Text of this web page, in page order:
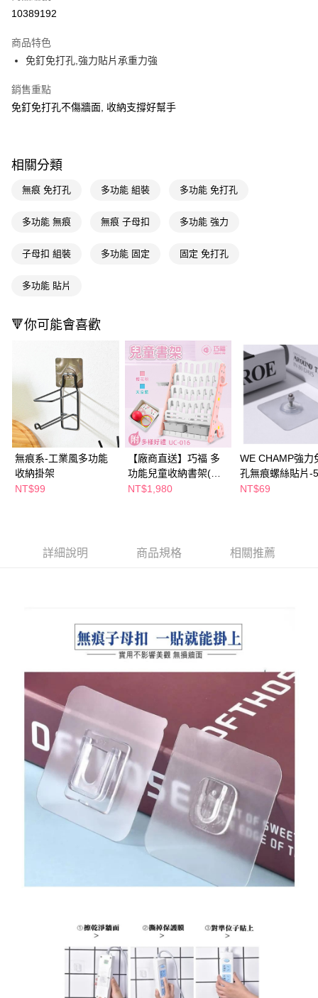
信用卡一次付款
LINE Pay
Apple Pay
街口支付
Google Pay
AFTEE先享後付
【關於「AFTEE先享後付」】
便利好安心！
１．簡單：不需註冊會員、不需綁卡、不需儲值。
３．安心：先確認商品／服務後，再付款。
１．於結帳方式選擇「AFTEE先享後付」後，將跳轉至「AFTEE先享後付」
２．訂單成立數日內，您將收到繳費通知簡訊。
３．收到繳費通知簡訊後14天內，點擊此簡訊中的連結，可透過四大超商／
ATM／網路銀行／等多元方式進行付款，方視為交易完成。
※ 請注意：結帳手續完成當下不需立刻繳費，但若您需要取消訂單，請聯絡
購買商品的店家。未經商家同意取消之訂單仍視為有效，需透過AFTEE先享
後付繳納相關費用。
※ 交易是否成功請以「AFTEE先享後付 」之結帳頁面顯示為準，若有關於
是否繳費成功／繳費後需取消欲退款等相關疑問，請聯繫「AFTEE先享後付
客戶支援中心」
https://netprotections.freshdesk.com/support/home
【注意事項】
１．透過由恩沛科技股份有限公司提供之「AFTEE先享後付」服務完成之交
３．未成年的使用者請事先徵得法定代理人或監護人之同意方可使用
５．嚴禁一人註冊多個帳號或使用他人資訊註冊。若發現惡意使用之情形，
恩沛科技股份有限公司將有權停止該用戶之使用額度並採取法律行動。
全家取貨付款
每筆NT$65，滿NT$390(含以上)免運費
萊爾富取貨付款
每筆NT$65，滿NT$490(含以上)免運費
付款後萊爾富取貨
每筆NT$65，滿NT$490(含以上)免運費
7-11取貨付款
每筆NT$65，滿NT$490(含以上)免運費
每筆NT$80，滿NT$290(含以上)免運費
10389192
商品特色
免釘免打孔,強力貼片承重力強
銷售重點
免釘免打孔不傷牆面, 收納支撐好幫手
相關分類
無痕 免打孔 多功能 組裝 多功能 免打孔
多功能 無痕 無痕 子母扣 多功能 強力
子母扣 組裝 多功能 固定 固定 免打孔
多功能 貼片
🔻你可能會喜歡
無痕系-工業風多功能
收納掛架
NT$99
【廠商直送】巧福 多
功能兒童收納書架(附
籃框、掛勾)-粉色 UC-
NT$1,980
WE CHAMP強力
孔無痕螺絲貼片-
(多尺寸任選)
NT$69
詳細說明 商品規格 相關推薦